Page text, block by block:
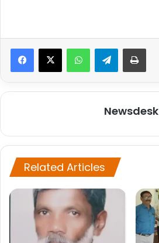
Telegram
Newsdesk
Related Articles